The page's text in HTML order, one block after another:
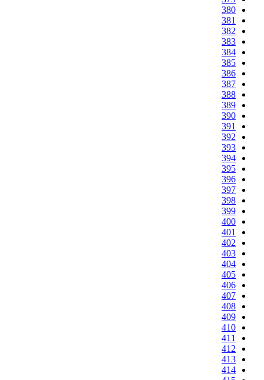
380
381
382
383
384
385
386
387
388
389
390
391
392
393
394
395
396
397
398
399
400
401
402
403
404
405
406
407
408
409
410
411
412
413
414